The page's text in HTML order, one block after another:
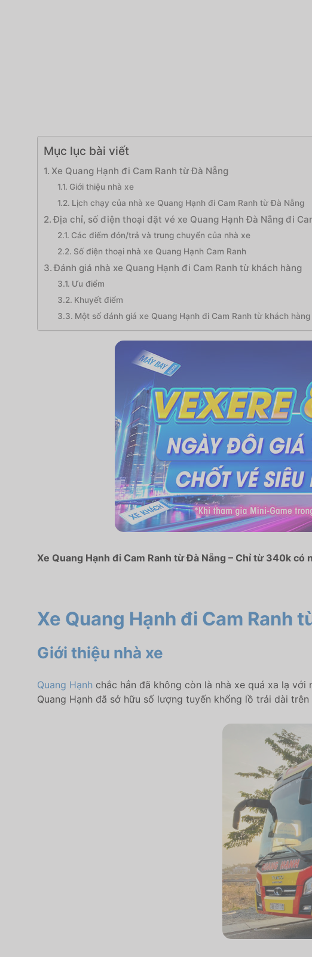
Mục lục bài viết
Xe Quang Hạnh đi Cam Ranh từ Đà Nẵng
Giới thiệu nhà xe
Lịch chạy của nhà xe Quang Hạnh đi Cam Ranh từ Đà Nẵng
Địa chỉ, số điện thoại đặt vé xe Quang Hạnh Đà Nẵng đi
Các điểm đón/trả và trung chuyển của nhà xe
Số điện thoại nhà xe Quang Hạnh Cam Ranh
Đánh giá nhà xe Quang Hạnh đi Cam Ranh từ khách hàng
Ưu điểm
Khuyết điểm
Một số đánh giá xe Quang Hạnh đi Cam Ranh từ khách hàng
Xe Quang Hạnh đi Cam Ranh từ Đà Nẵng – Chỉ từ 340k
Xe Quang Hạnh đi Cam Ranh
Giới thiệu nhà xe
Quang Hạnh chắc hẳn đã không còn là nhà xe quá xa lạ với
Quang Hạnh đã sở hữu số lượng tuyến khổng lồ trải dài